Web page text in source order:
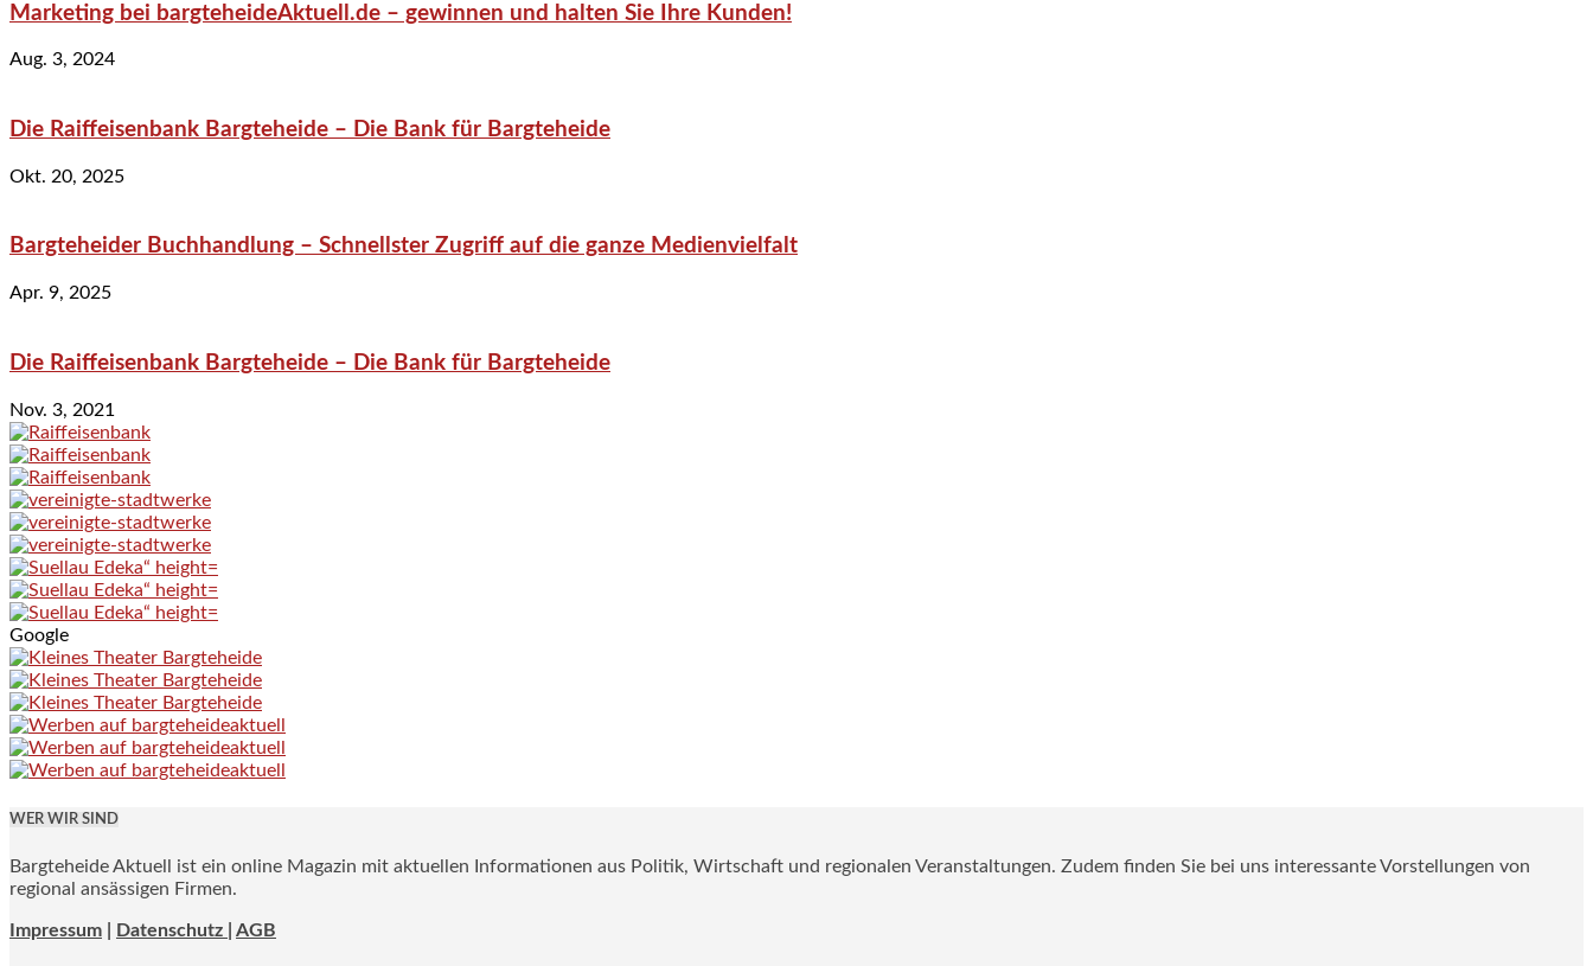
Marketing bei bargteheideAktuell.de – gewinnen und halten Sie Ihre Kunden!
Aug. 3, 2024
Die Raiffeisenbank Bargteheide – Die Bank für Bargteheide
Okt. 20, 2025
Bargteheider Buchhandlung – Schnellster Zugriff auf die ganze Medienvielfalt
Apr. 9, 2025
Die Raiffeisenbank Bargteheide – Die Bank für Bargteheide
Nov. 3, 2021
Google
WER WIR SIND
Bargteheide Aktuell ist ein online Magazin mit aktuellen Informationen aus Politik, Wirtschaft und regionalen Veranstaltungen. Zudem finden Sie bei uns interessante Vorstellungen von
regional ansässigen Firmen.
Impressum Datenschutz | AGB